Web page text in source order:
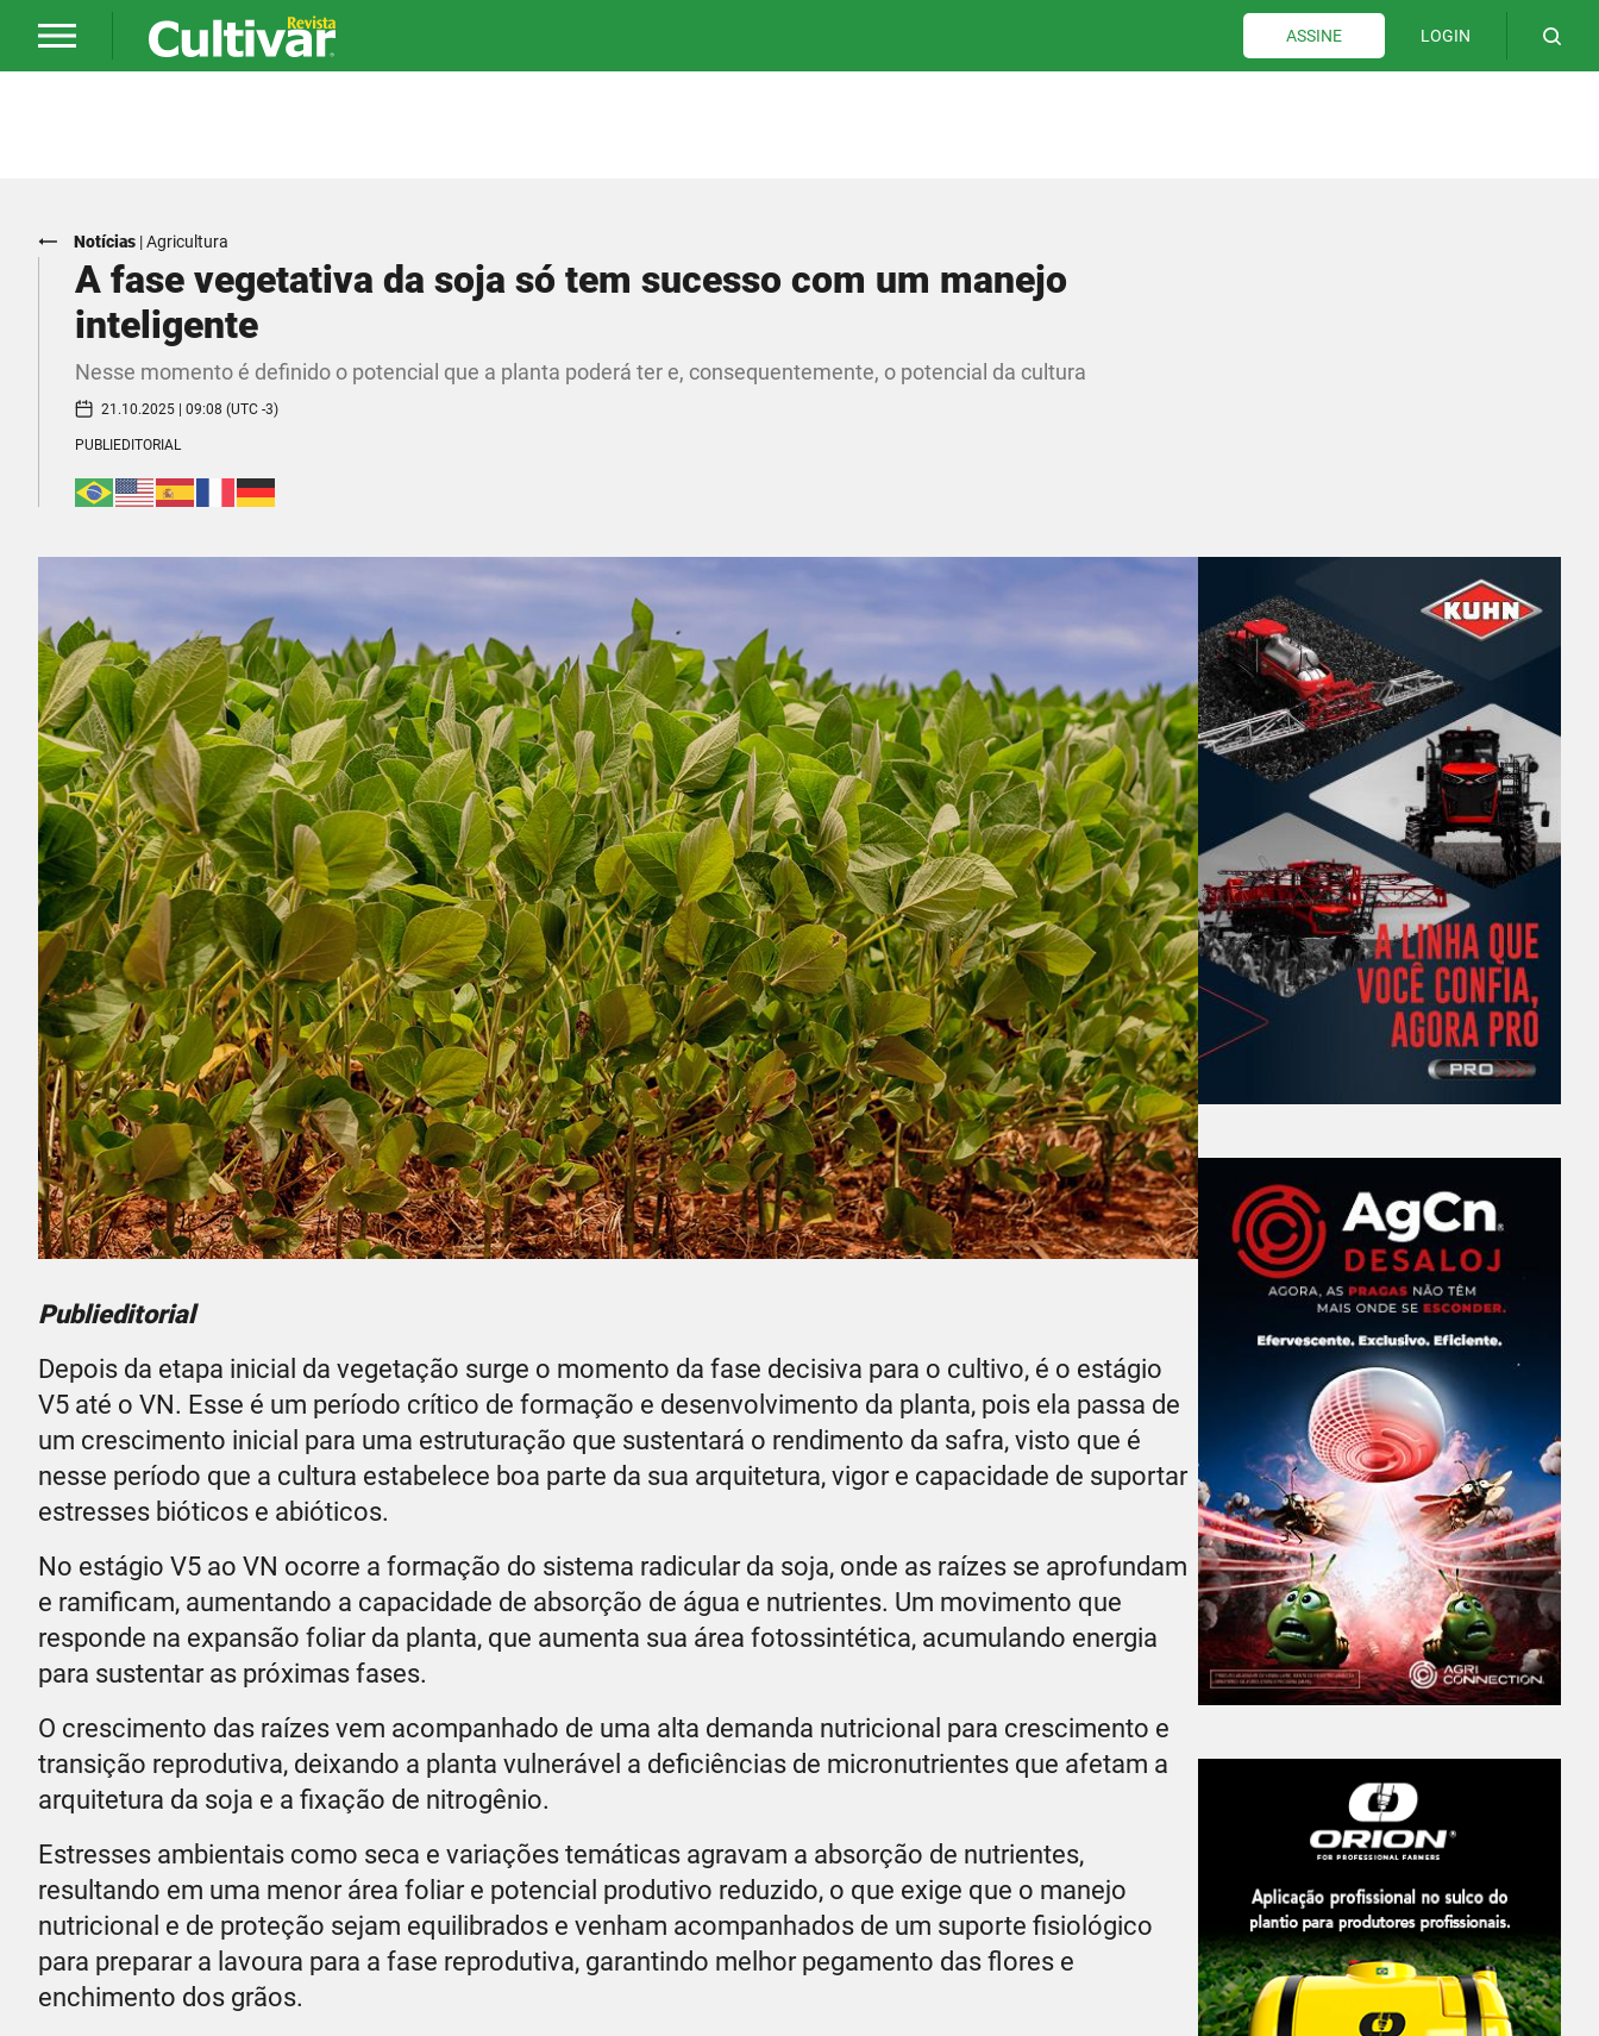
ASSINE LOGIN
Notícias |Agricultura
A fase vegetativa da soja só tem sucesso com um manejo
inteligente
Nesse momento é definido o potencial que a planta poderá ter e, consequentemente, o potencial da cultura
21.10.2025 | 09:08 (UTC -3)
PUBLIEDITORIAL
Publieditorial
Depois da etapa inicial da vegetação surge o momento da fase decisiva para o cultivo, é o estágio
V5 até o VN. Esse é um período crítico de formação e desenvolvimento da planta, pois ela passa de
um crescimento inicial para uma estruturação que sustentará o rendimento da safra, visto que é
nesse período que a cultura estabelece boa parte da sua arquitetura, vigor e capacidade de suportar
estresses bióticos e abióticos.
No estágio V5 ao VN ocorre a formação do sistema radicular da soja, onde as raízes se aprofundam
e ramificam, aumentando a capacidade de absorção de água e nutrientes. Um movimento que
responde na expansão foliar da planta, que aumenta sua área fotossintética, acumulando energia
para sustentar as próximas fases.
O crescimento das raízes vem acompanhado de uma alta demanda nutricional para crescimento e
transição reprodutiva, deixando a planta vulnerável a deficiências de micronutrientes que afetam a
arquitetura da soja e a fixação de nitrogênio.
Estresses ambientais como seca e variações temáticas agravam a absorção de nutrientes,
resultando em uma menor área foliar e potencial produtivo reduzido, o que exige que o manejo
nutricional e de proteção sejam equilibrados e venham acompanhados de um suporte fisiológico
para preparar a lavoura para a fase reprodutiva, garantindo melhor pegamento das flores e
enchimento dos grãos.